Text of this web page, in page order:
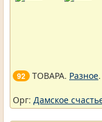
92 ТОВАРА. Разное.
Орг: Дамское